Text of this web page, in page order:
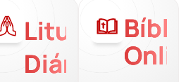
Liturgia
Diária